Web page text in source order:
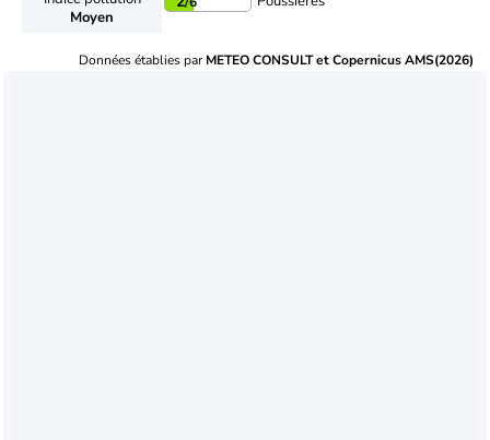
Moyen
Données établies parMETEO CONSULT et Copernicus AMS(2026)